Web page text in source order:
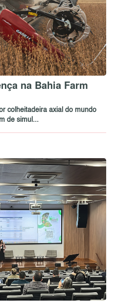
na Bahia Farm
colheitadeira axial do mundo
de simul...